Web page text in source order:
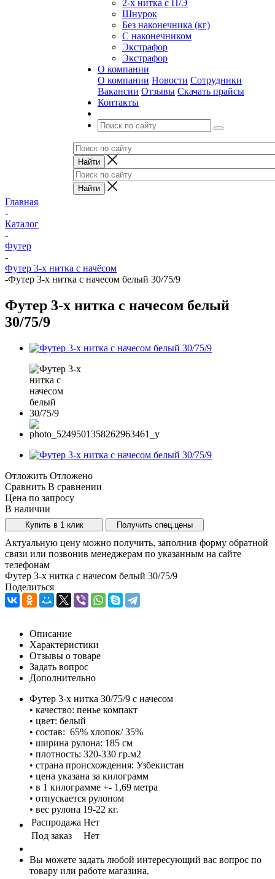
2-х нитка с П/Э
Шнурок
Без наконечника (кг)
С наконечником
Экстрафор
Экстрафор
О компании
О компании Новости Сотрудники
Вакансии Отзывы Скачать прайсы
Контакты
Главная
-
Каталог
-
Футер
-
Футер 3-х нитка с начёсом
-Футер 3-х нитка с начесом белый 30/75/9
Футер 3-х нитка с начесом белый
30/75/9
Отложить Отложено
Сравнить В сравнении
Цена по запросу
В наличии
Купить в 1 клик Получить спец.цены
Актуальную цену можно получить, заполнив форму обратной
связи или позвонив менеджерам по указанным на сайте
телефонам
Футер 3-х нитка с начесом белый 30/75/9
Поделиться
Описание
Характеристики
Отзывы о товаре
Задать вопрос
Дополнительно
Футер 3-х нитка 30/75/9 с начесом
• качество: пенье компакт
• цвет: белый
• состав: 65% хлопок/ 35%
• ширина рулона: 185 см
• плотность: 320-330 гр.м2
• страна происхождения: Узбекистан
• цена указана за килограмм
• в 1 килограмме +- 1,69 метра
• отпускается рулоном
• вес рулона 19-22 кг.
Распродажа Нет
Под заказ
Нет
Вы можете задать любой интересующий вас вопрос по
товару или работе магазина.